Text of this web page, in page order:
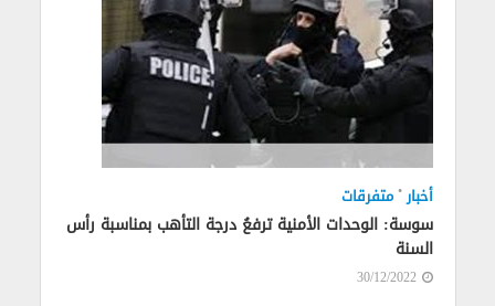
أخبار• متفرقات
سوسة: الوحدات الأمنية ترفعُ درجة التأهب بمناسبة رأس
السنة
30/12/2022